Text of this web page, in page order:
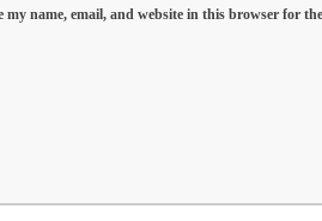
my name, email, and website in this browser for